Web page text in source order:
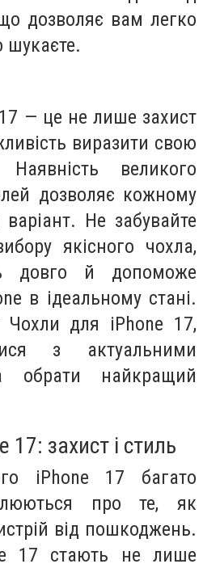
дозволяє вам легко
шукаєте.
— це не лише захист
виразити свою
Наявність великого
дозволяє кожному
Не забувайте
якісного чохла,
довго й допоможе
в ідеальному стані.
Чохли для iPhone 17,
з актуальними
обрати найкращий
захист і стиль
iPhone 17 багато
про те, як
від пошкоджень.
17 стають не лише